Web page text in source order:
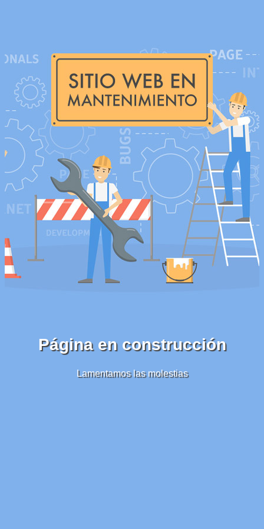
Página en construcción
Lamentamos las molestias